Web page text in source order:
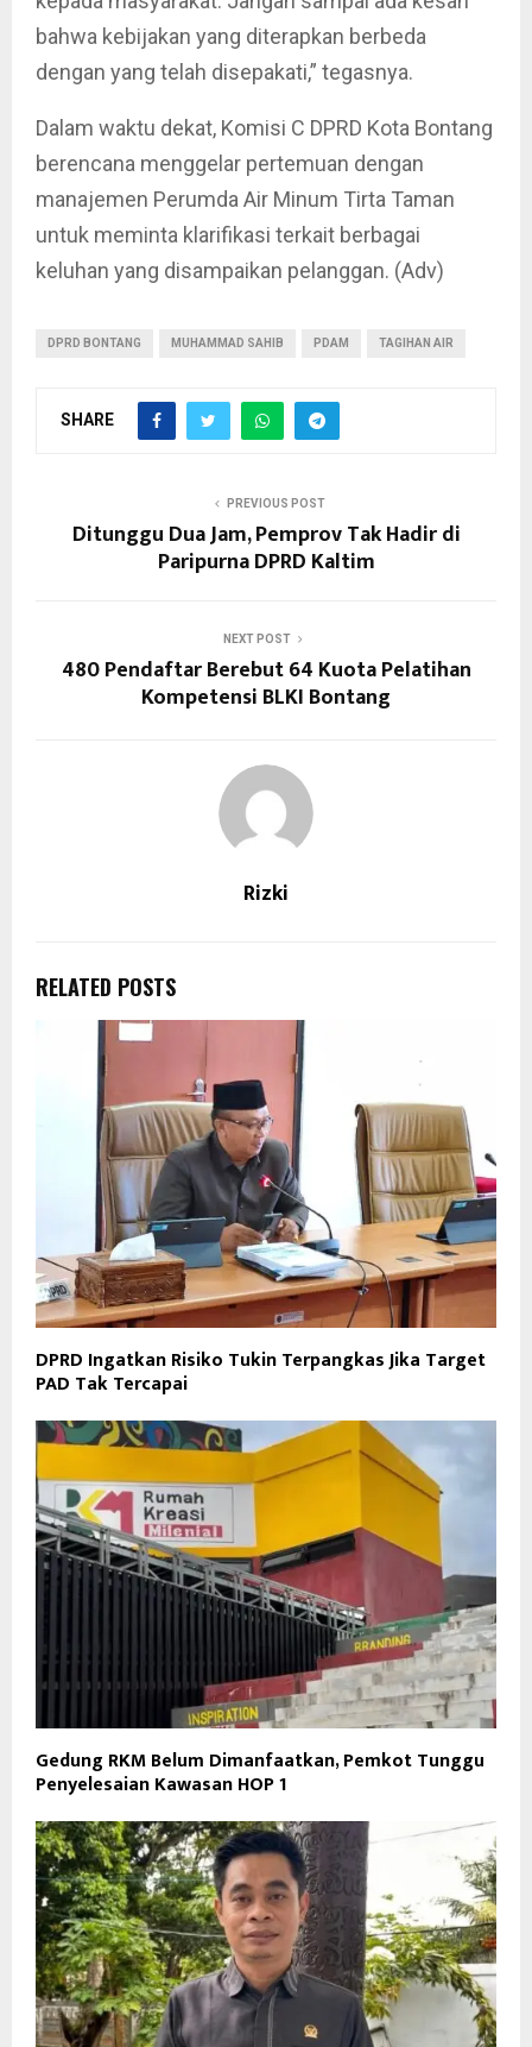
bahwa kebijakan yang diterapkan berbeda
dengan yang telah disepakati,” tegasnya.
Dalam waktu dekat, Komisi C DPRD Kota Bontang
berencana menggelar pertemuan dengan
manajemen Perumda Air Minum Tirta Taman
untuk meminta klarifikasi terkait berbagai
keluhan yang disampaikan pelanggan. (Adv)
DPRD BONTANG MUHAMMAD SAHIB PDAM TAGIHAN AIR
SHARE
PREVIOUS POST
Ditunggu Dua Jam, Pemprov Tak Hadir di
Paripurna DPRD Kaltim
NEXT POST
480 Pendaftar Berebut 64 Kuota Pelatihan
Kompetensi BLKI Bontang
Rizki
RELATED POSTS
DPRD Ingatkan Risiko Tukin Terpangkas Jika Target
PAD Tak Tercapai
Gedung RKM Belum Dimanfaatkan, Pemkot Tunggu
Penyelesaian Kawasan HOP 1